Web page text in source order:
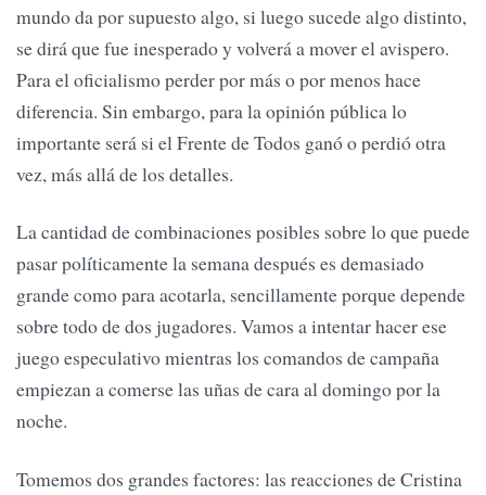
mundo da por supuesto algo, si luego sucede algo distinto,
se dirá que fue inesperado y volverá a mover el avispero.
Para el oficialismo perder por más o por menos hace
diferencia. Sin embargo, para la opinión pública lo
importante será si el Frente de Todos ganó o perdió otra
vez, más allá de los detalles.
La cantidad de combinaciones posibles sobre lo que puede
pasar políticamente la semana después es demasiado
grande como para acotarla, sencillamente porque depende
sobre todo de dos jugadores. Vamos a intentar hacer ese
juego especulativo mientras los comandos de campaña
empiezan a comerse las uñas de cara al domingo por la
noche.
Tomemos dos grandes factores: las reacciones de Cristina